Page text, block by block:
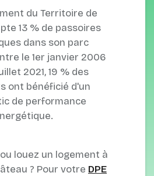
du Territoire de
13 % de passoires
dans son parc
le 1er janvier 2006
2021, 19 % des
ont bénéficié d'un
de performance
louez un logement à
? Pour votre DPE